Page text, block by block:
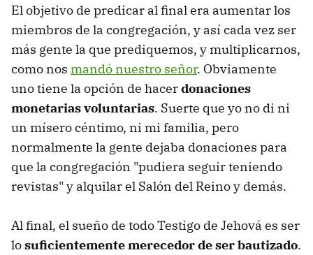
El objetivo de predicar al final era aumentar los
miembros de la congregación, y así cada vez ser
más gente la que prediquemos, y multiplicarnos,
como nos mandó nuestro señor. Obviamente
uno tiene la opción de hacerdonaciones
monetarias voluntarias. Suerte que yo no di ni
un mísero céntimo, ni mi familia, pero
normalmente la gente dejaba donaciones para
que la congregación "pudiera seguir teniendo
revistas" y alquilar el Salón del Reino y demás.
Al final, el sueño de todo Testigo de Jehová es ser
losuficientemente merecedor de ser bautizado.